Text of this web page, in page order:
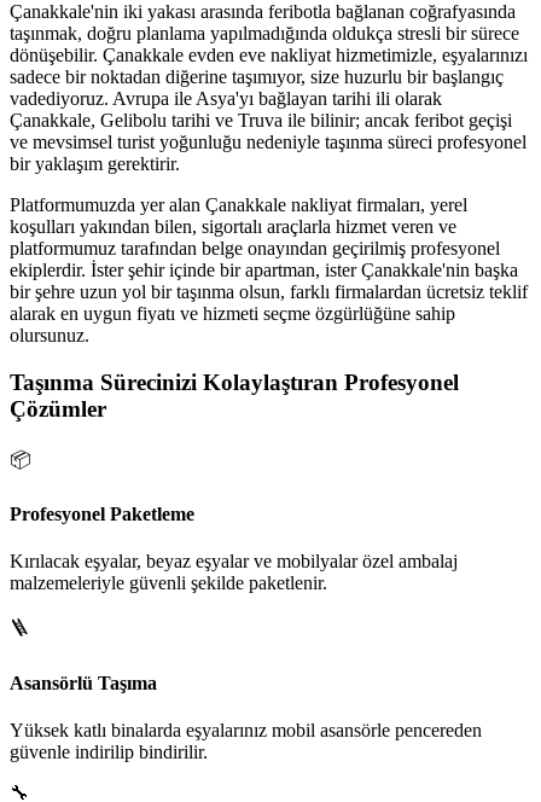
Çanakkale'nin iki yakası arasında feribotla bağlanan coğrafyasında
taşınmak, doğru planlama yapılmadığında oldukça stresli bir sürece
dönüşebilir. Çanakkale evden eve nakliyat hizmetimizle, eşyalarınızı
sadece bir noktadan diğerine taşımıyor, size huzurlu bir başlangıç
vadediyoruz. Avrupa ile Asya'yı bağlayan tarihi ili olarak
Çanakkale, Gelibolu tarihi ve Truva ile bilinir; ancak feribot geçişi
ve mevsimsel turist yoğunluğu nedeniyle taşınma süreci profesyonel
bir yaklaşım gerektirir.
Platformumuzda yer alan Çanakkale nakliyat firmaları, yerel
koşulları yakından bilen, sigortalı araçlarla hizmet veren ve
platformumuz tarafından belge onayından geçirilmiş profesyonel
ekiplerdir. İster şehir içinde bir apartman, ister Çanakkale'nin başka
bir şehre uzun yol bir taşınma olsun, farklı firmalardan ücretsiz teklif
alarak en uygun fiyatı ve hizmeti seçme özgürlüğüne sahip
olursunuz.
Taşınma Sürecinizi Kolaylaştıran Profesyonel
Çözümler
📦
Profesyonel Paketleme
Kırılacak eşyalar, beyaz eşyalar ve mobilyalar özel ambalaj
malzemeleriyle güvenli şekilde paketlenir.
🪜
Asansörlü Taşıma
Yüksek katlı binalarda eşyalarınız mobil asansörle pencereden
güvenle indirilip bindirilir.
🔧